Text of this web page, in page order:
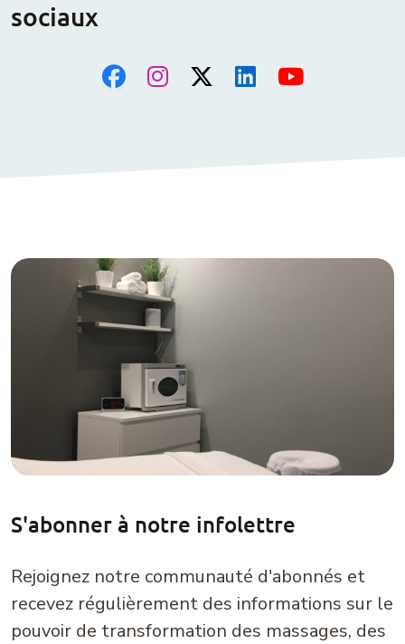
sociaux
S'abonner à notre infolettre
Rejoignez notre communauté d'abonnés et
recevez régulièrement des informations sur le
pouvoir de transformation des massages, des